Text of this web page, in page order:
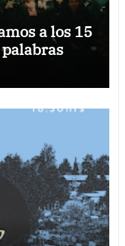
a los 15